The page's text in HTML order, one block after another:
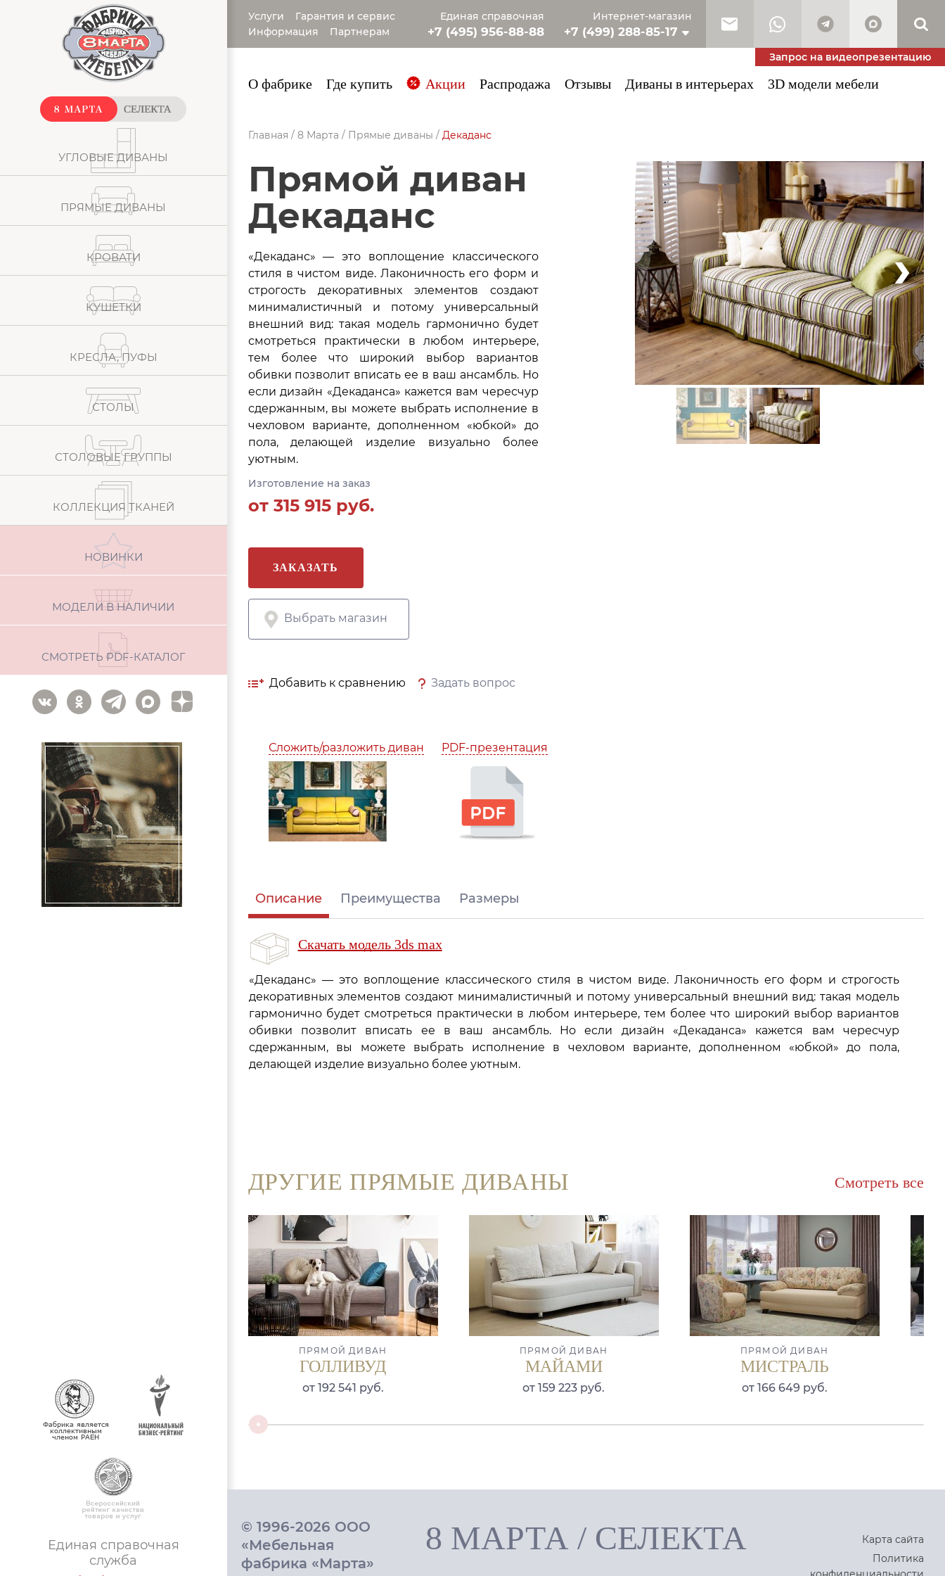
УГЛОВЫЕ ДИВАНЫ
ПРЯМЫЕ ДИВАНЫ
КРОВАТИ
КУШЕТКИ
КРЕСЛА, ПУФЫ
СТОЛЫ
СТОЛОВЫЕ ГРУППЫ
КОЛЛЕКЦИЯ ТКАНЕЙ
НОВИНКИ
МОДЕЛИ В НАЛИЧИИ
СМОТРЕТЬ PDF-КАТАЛОГ
Услуги
Гарантия и сервис
Информация
Партнерам
Единая справочная
+7 (495) 956-88-88
Интернет-магазин
+7 (499) 288-85-17
+7 (985) 410-53-34
Запрос на видеопрезентацию
О фабрике Где купить Акции Распродажа Отзывы Диваны в интерьерах 3D модели мебели
Главная / 8 Марта / Прямые диваны / Декаданс
прямой диван
Декаданс
«Декаданс» — это воплощение классического
стиля в чистом виде. Лаконичность его форм и
строгость декоративных элементов создают
минималистичный и потому универсальный
внешний вид: такая модель гармонично будет
смотреться практически в любом интерьере,
тем более что широкий выбор вариантов
обивки позволит вписать ее в ваш ансамбль. Но
если дизайн «Декаданса» кажется вам чересчур
сдержанным, вы можете выбрать исполнение в
чехловом варианте, дополненном «юбкой» до
пола, делающей изделие визуально более
уютным.
Изготовление на заказ
от 315 915 руб.
ЗАКАЗАТЬ
Выбрать магазин
Добавить к сравнению Задать вопрос
Сложить/разложить диван PDF-презентация
Описание Преимущества Размеры
Скачать модель 3ds max
«Декаданс» — это воплощение классического стиля в чистом виде. Лаконичность его форм и строгость
декоративных элементов создают минималистичный и потому универсальный внешний вид: такая модель
гармонично будет смотреться практически в любом интерьере, тем более что широкий выбор вариантов
обивки позволит вписать ее в ваш ансамбль. Но если дизайн «Декаданса» кажется вам чересчур
сдержанным, вы можете выбрать исполнение в чехловом варианте, дополненном «юбкой» до пола,
делающей изделие визуально более уютным.
ДРУГИЕ ПРЯМЫЕ ДИВАНЫ Смотреть все
ПРЯМОЙ ДИВАН
ГОЛЛИВУД
от 192 541 руб.
ПРЯМОЙ ДИВАН
МАЙАМИ
от 159 223 руб.
ПРЯМОЙ ДИВАН
МИСТРАЛЬ
от 166 649 руб.
Единая справочная
служба
© 1996-2026 ООО
«Мебельная
фабрика «Марта»
8 МАРТА/ СЕЛЕКТА
Карта сайта
Политика